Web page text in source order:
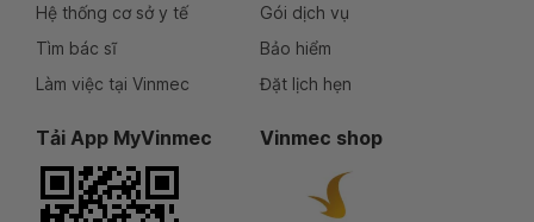
Hệ thống cơ sở y tế
Tìm bác sĩ
Làm việc tại Vinmec
Gói dịch vụ
Bảo hiểm
Đặt lịch hẹn
Tải App MyVinmec Vinmec shop